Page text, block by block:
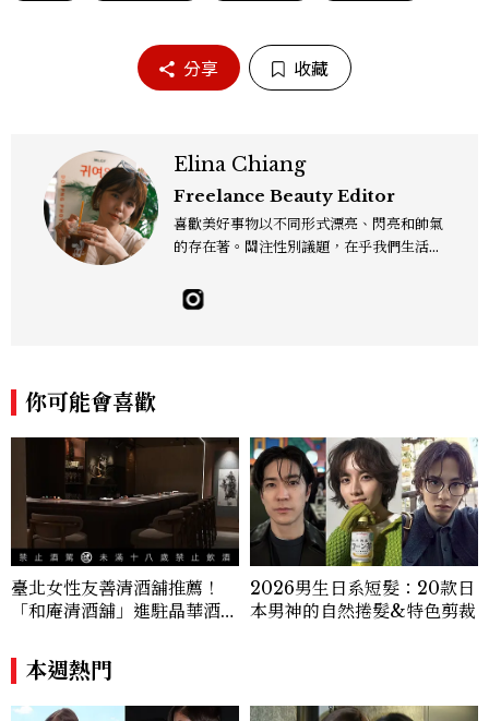
分享 收藏
Elina Chiang
Freelance Beauty Editor
喜歡美好事物以不同形式漂亮、閃亮和帥氣
的存在著。關注性別議題，在乎我們生活的
民！Instagram：hanyunc／Contac
t：elina.chiang.work@gmail.com
你可能會喜歡
臺北女性友善清酒舖推薦！
「和庵清酒舖」進駐晶華酒
180元起輕鬆微醺
2026男生日系短髮：20款日
本男神的自然捲髮&特色剪裁
本週熱門